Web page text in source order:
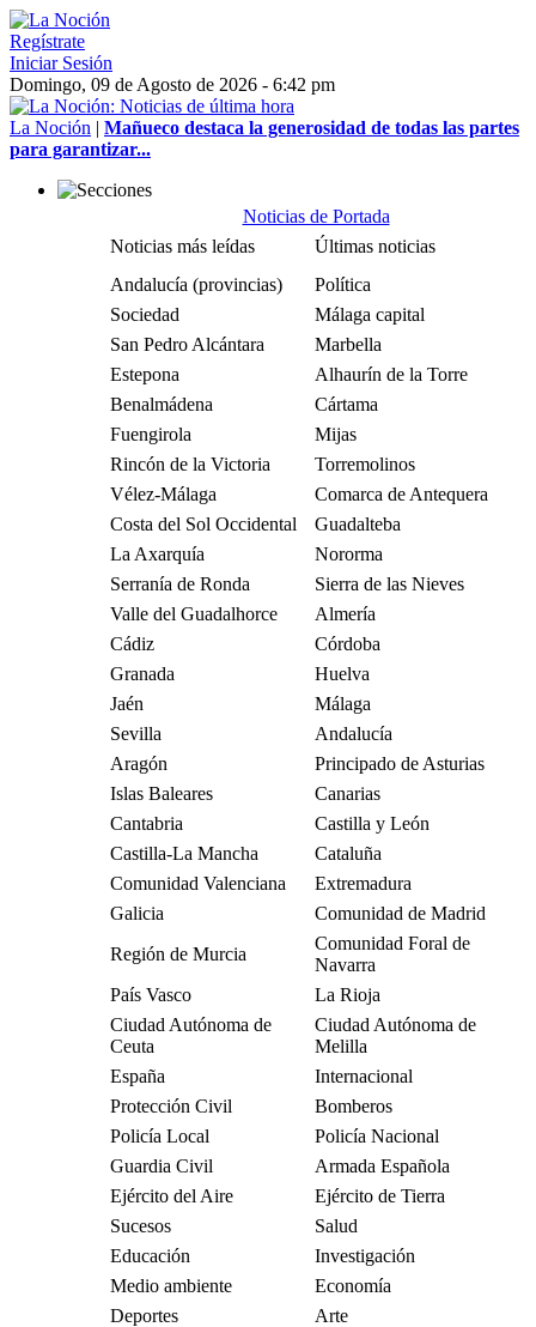
Regístrate
Iniciar Sesión
Domingo, 09 de Agosto de 2026 - 6:42 pm
La Noción | Mañueco destaca la generosidad de todas las partes
para garantizar...
Noticias de Portada
Noticias más leídas
Últimas noticias
Andalucía (provincias)
Política
Sociedad
Málaga capital
San Pedro Alcántara
Marbella
Estepona
Alhaurín de la Torre
Benalmádena
Cártama
Fuengirola
Mijas
Rincón de la Victoria
Torremolinos
Vélez-Málaga
Comarca de Antequera
Costa del Sol Occidental
Guadalteba
La Axarquía
Nororma
Serranía de Ronda
Sierra de las Nieves
Valle del Guadalhorce
Almería
Cádiz
Córdoba
Granada
Huelva
Jaén
Málaga
Sevilla
Andalucía
Aragón
Principado de Asturias
Islas Baleares
Canarias
Cantabria
Castilla y León
Castilla-La Mancha
Cataluña
Comunidad Valenciana
Extremadura
Galicia
Comunidad de Madrid
Región de Murcia
Comunidad Foral de
Navarra
País Vasco
La Rioja
Ciudad Autónoma de
Ceuta
Ciudad Autónoma de
Melilla
España
Internacional
Protección Civil
Bomberos
Policía Local
Policía Nacional
Guardia Civil
Armada Española
Ejército del Aire
Ejército de Tierra
Sucesos
Salud
Educación
Investigación
Medio ambiente
Economía
Deportes
Arte